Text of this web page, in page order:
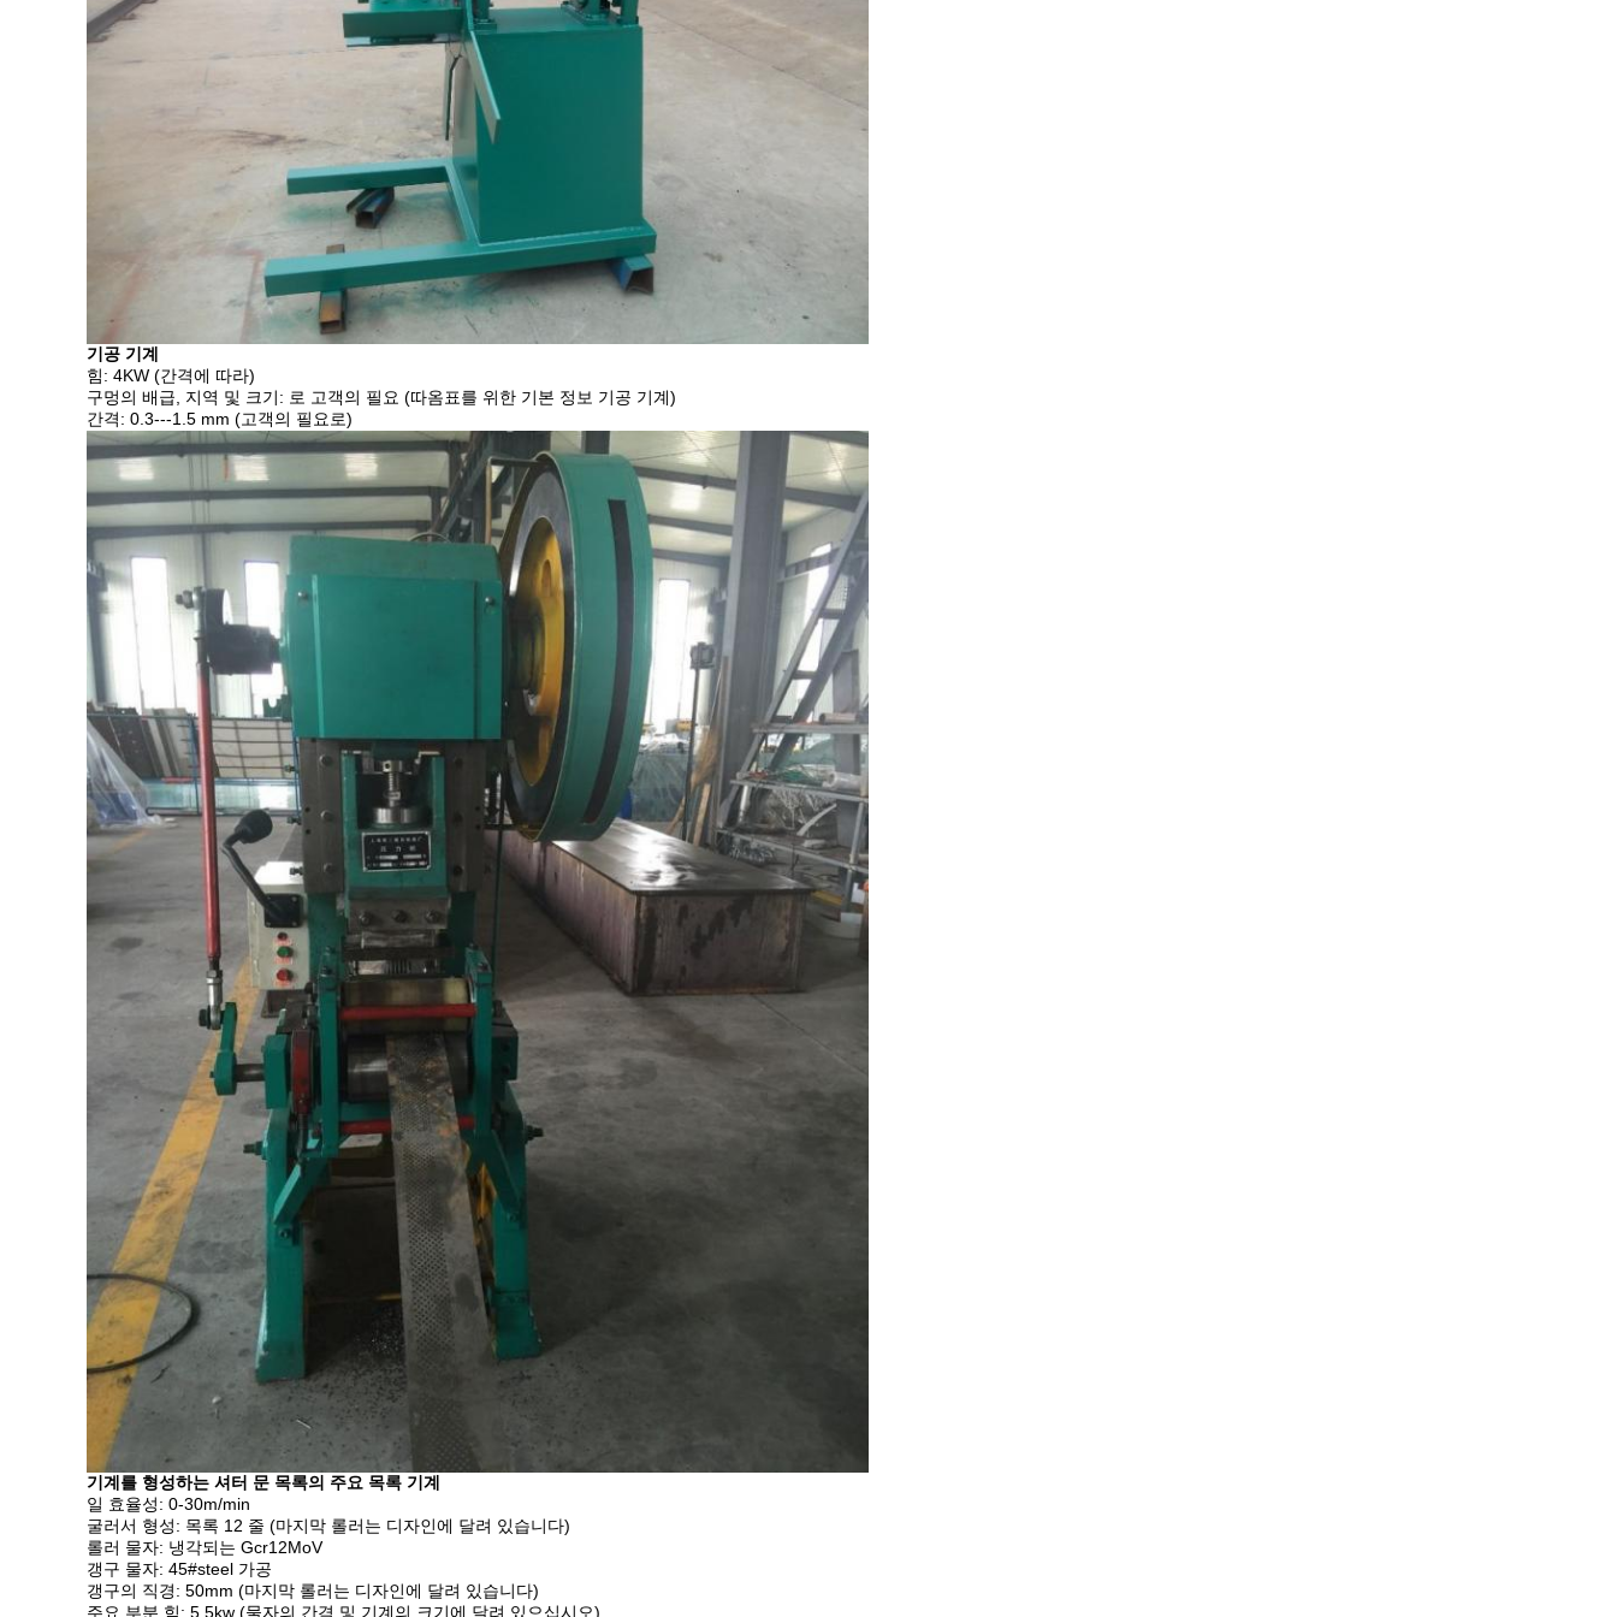
기공 기계
힘: 4KW (간격에 따라)
구멍의 배급, 지역 및 크기: 로 고객의 필요 (따옴표를 위한 기본 정보 기공 기계)
간격: 0.3---1.5 mm (고객의 필요로)
기계를 형성하는 셔터 문 목록의 주요 목록 기계
일 효율성: 0-30m/min
굴러서 형성: 목록 12 줄 (마지막 롤러는 디자인에 달려 있습니다)
롤러 물자: 냉각되는 Gcr12MoV
갱구 물자: 45#steel 가공
갱구의 직경: 50mm (마지막 롤러는 디자인에 달려 있습니다)
주요 부분 힘: 5.5kw (물자의 간격 및 기계의 크기에 달려 있으십시오)